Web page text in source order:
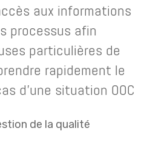
aux informations
processus afin
particulières de
rapidement le
d’une situation OOC
de la qualité